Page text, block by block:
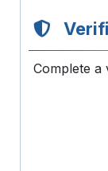
Complete a